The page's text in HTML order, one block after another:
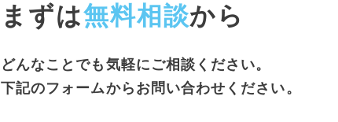
まずは無料相談から
どんなことでも気軽にご相談ください。
下記のフォームからお問い合わせください。